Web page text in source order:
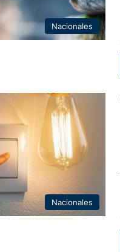
Nacionales
Nacionales